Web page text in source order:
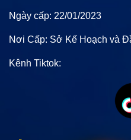
Ngày cấp: 22/01/2023
Nơi Cấp: Sở Kế Hoạch và
Kênh Tiktok: